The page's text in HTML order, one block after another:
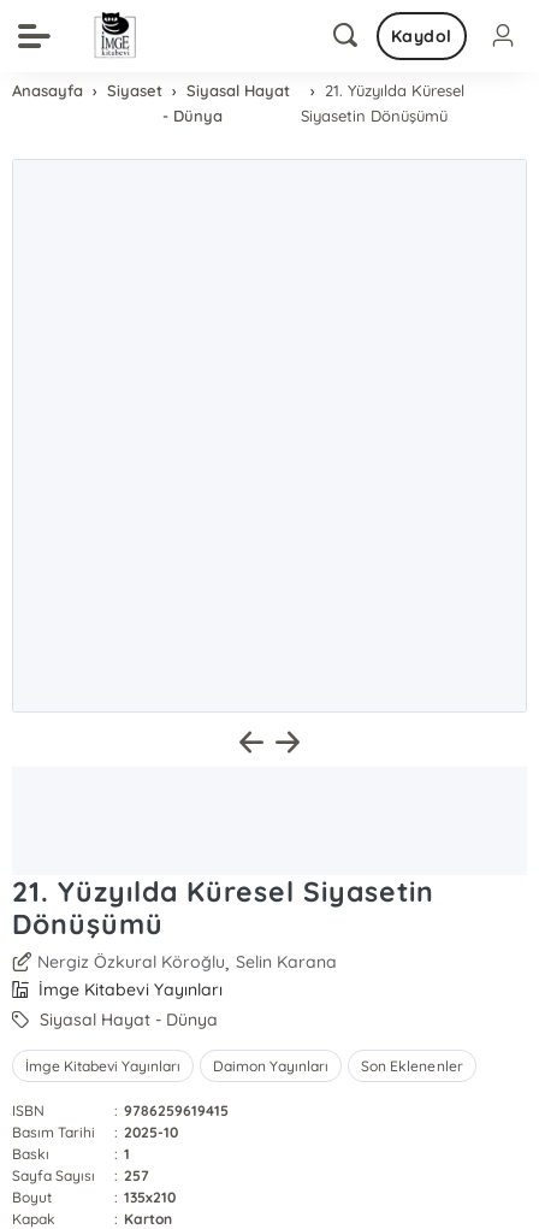
Kaydol
Anasayfa Siyaset
Siyasal Hayat
- Dünya
21. Yüzyılda Küresel
Siyasetin Dönüşümü
21. Yüzyılda Küresel Siyasetin
Dönüşümü
Nergiz Özkural Köroğlu, Selin Karana
İmge Kitabevi Yayınları
Siyasal Hayat - Dünya
İmge Kitabevi Yayınları Daimon Yayınları Son Eklenenler
ISBN : 9786259619415
Basım Tarihi
: 2025-10
Baskı
: 1
Sayfa Sayısı
: 257
Boyut
: 135x210
Kapak
: Karton